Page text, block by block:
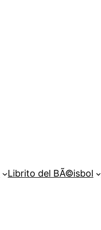
Librito del BÃ©isbol